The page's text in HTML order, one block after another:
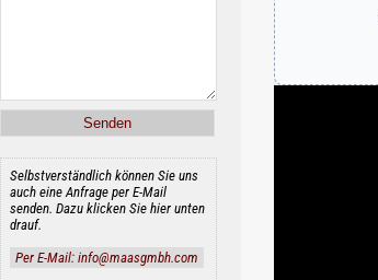
Selbstverständlich können Sie uns
auch eine Anfrage per E-Mail
senden. Dazu klicken Sie hier unten
drauf.
Per E-Mail: info@maasgmbh.com